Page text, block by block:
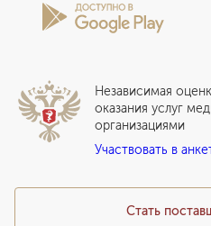
Сотрудничество
Вакцинация
Стационар
Прайс-лист
Подарочный сертификат EMC
Медицинский туризм
Статьи
Программы привилегий
Стать
Независимая
оказания услуг
организациями
Участвовать в